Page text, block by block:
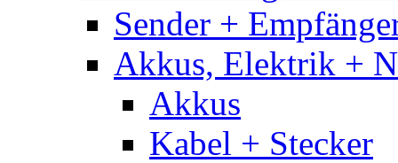
Sender +
Akkus, Elektrik +
Akkus
Kabel + Stecker